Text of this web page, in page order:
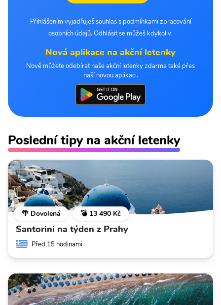
Přihlášením vyjadřuješ souhlas s podmínkami zpracování
osobních údajů. Odhlásit se můžeš kdykoliv.
Nová aplikace na akční letenky
Nově můžete odebírat naše akční letenky zdarma také přes
naší novou aplikaci.
Poslední tipy na akční letenky
🌴 Dovolená 💣 13 490 Kč
Santorini na týden z Prahy
Před 15 hodinami